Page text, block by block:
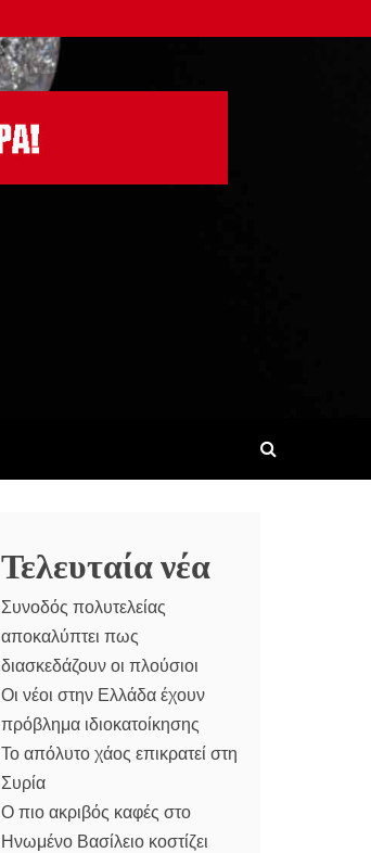
Τελευταία νέα
Συνοδός πολυτελείας
αποκαλύπτει πως
διασκεδάζουν οι πλούσιοι
Οι νέοι στην Ελλάδα έχουν
πρόβλημα ιδιοκατοίκησης
Το απόλυτο χάος επικρατεί στη
Συρία
Ο πιο ακριβός καφές στο
Ηνωμένο Βασίλειο κοστίζει